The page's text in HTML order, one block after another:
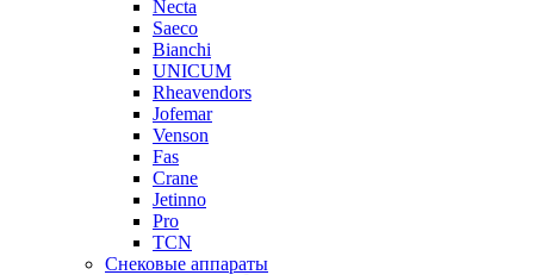
Necta
Saeco
Bianchi
UNICUM
Rheavendors
Jofemar
Venson
Fas
Crane
Jetinno
Pro
TCN
Снековые аппараты